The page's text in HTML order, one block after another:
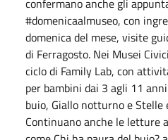
confermano anche gli
#domenicaalmuseo, con
domenica del mese, visite
di Ferragosto. Nei Musei
ciclo di Family Lab, con
per bambini dai 3 agli 11
buio, Giallo notturno e Stelle
Continuano anche le letture